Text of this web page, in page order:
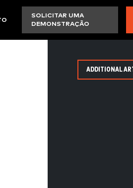
SOLICITAR UMA
DEMONSTRAÇÃO
ADDITIONAL